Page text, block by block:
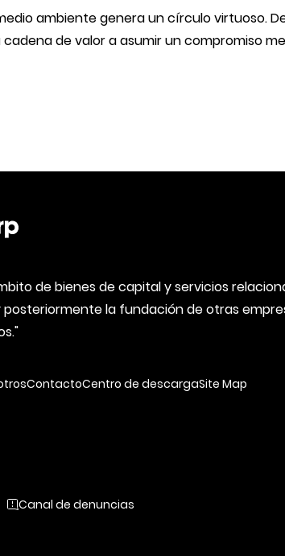
ambiente genera un círculo virtuoso.
de valor a asumir un compromiso
de bienes de capital y servicios
posteriormente la fundación de otras
ContactoCentro de descargaSite Map
Canal de denuncias